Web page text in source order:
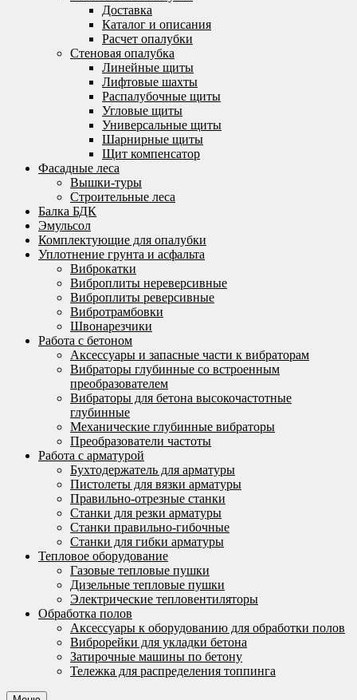
Доставка
Каталог и описания
Расчет опалубки
Стеновая опалубка
Линейные щиты
Лифтовые шахты
Распалубочные щиты
Угловые щиты
Универсальные щиты
Шарнирные щиты
Щит компенсатор
Фасадные леса
Вышки-туры
Строительные леса
Балка БДК
Эмульсол
Комплектующие для опалубки
Уплотнение грунта и асфальта
Виброкатки
Виброплиты нереверсивные
Виброплиты реверсивные
Вибротрамбовки
Швонарезчики
Работа с бетоном
Аксессуары и запасные части к вибраторам
Вибраторы глубинные со встроенным
преобразователем
Вибраторы для бетона высокочастотные
глубинные
Механические глубинные вибраторы
Преобразователи частоты
Работа с арматурой
Бухтодержатель для арматуры
Пистолеты для вязки арматуры
Правильно-отрезные станки
Станки для резки арматуры
Станки правильно-гибочные
Станки для гибки арматуры
Тепловое оборудование
Газовые тепловые пушки
Дизельные тепловые пушки
Электрические тепловентиляторы
Обработка полов
Аксессуары к оборудованию для обработки полов
Виброрейки для укладки бетона
Затирочные машины по бетону
Тележка для распределения топпинга